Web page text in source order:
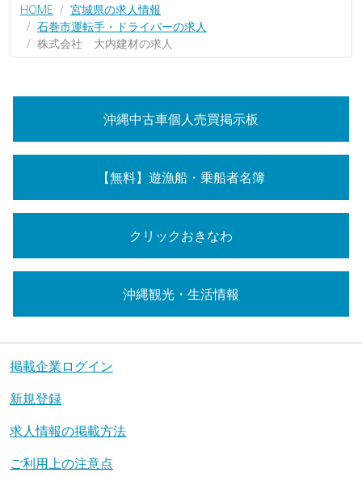
HOME
宮城県の求人情報
石巻市運転手・ドライバーの求人
株式会社 大内建材の求人
沖縄中古車個人売買掲示板
【無料】遊漁船・乗船者名簿
クリックおきなわ
沖縄観光・生活情報
掲載企業ログイン
新規登録
求人情報の掲載方法
ご利用上の注意点